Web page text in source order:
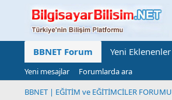
BBNET Forum Yeni Eklenenler
Yeni mesajlar
Forumlarda ara
BBNET | EĞİTİM ve EĞİTİMCİLER FORUMU